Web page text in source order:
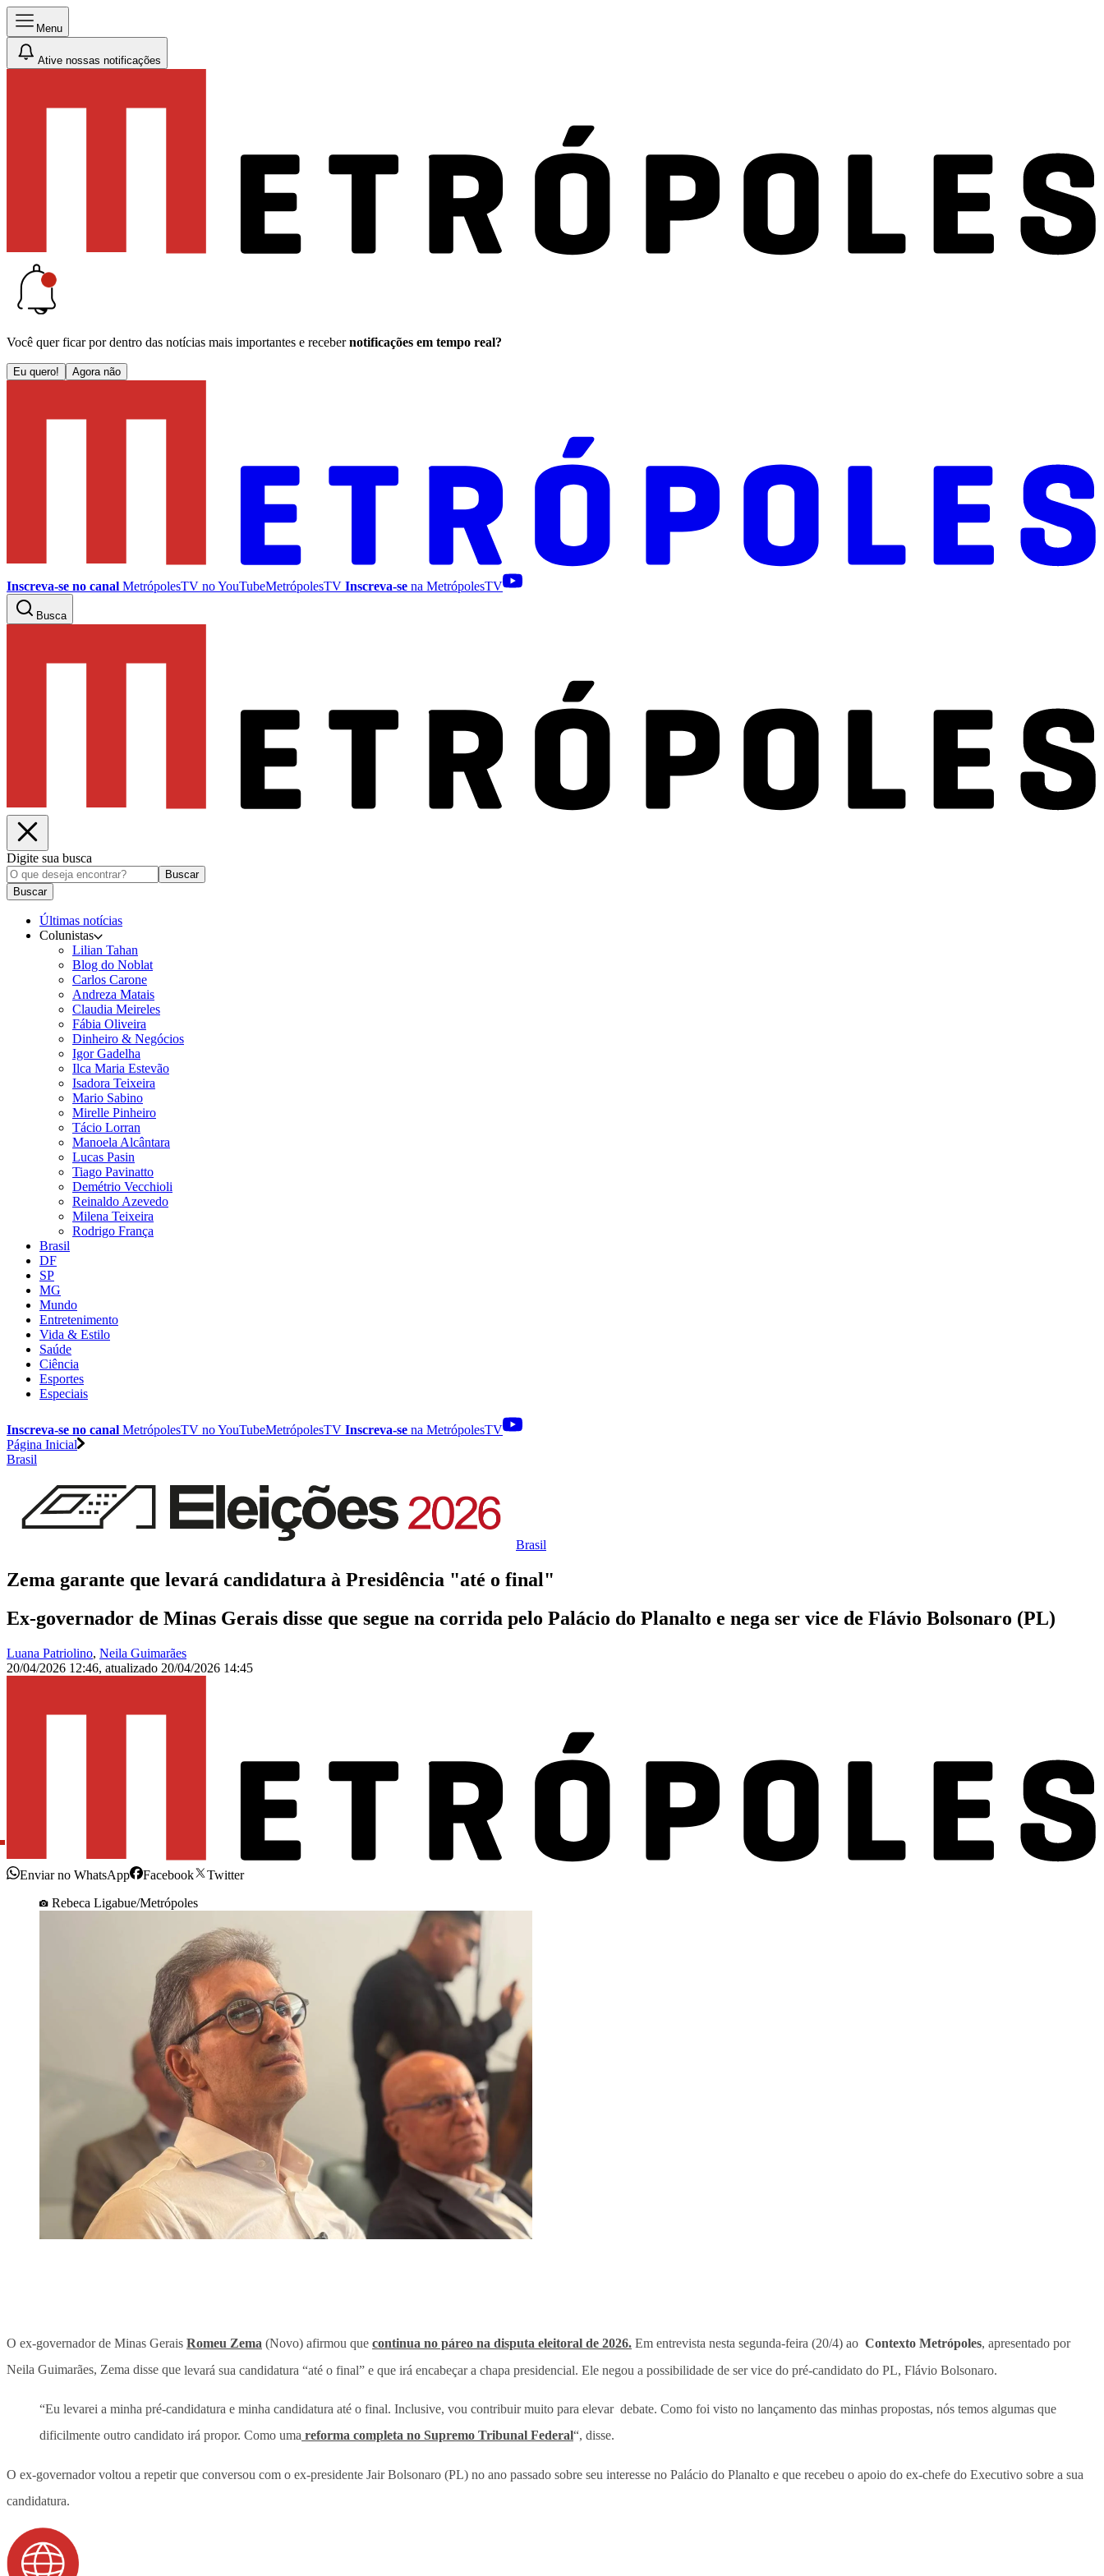
Menu
Ative nossas notificações
Você quer ficar por dentro das notícias mais importantes e receber notificações em tempo real?
Eu quero! Agora não
Inscreva-se no canal MetrópolesTV noYouTubeMetrópolesTV Inscreva-se na MetrópolesTV
Busca
Digite sua busca
Buscar
Buscar
Últimas notícias
Colunistas
Lilian Tahan
Blog do Noblat
Carlos Carone
Andreza Matais
Claudia Meireles
Fábia Oliveira
Dinheiro & Negócios
Igor Gadelha
Ilca Maria Estevão
Isadora Teixeira
Mario Sabino
Mirelle Pinheiro
Tácio Lorran
Manoela Alcântara
Lucas Pasin
Tiago Pavinatto
Demétrio Vecchioli
Reinaldo Azevedo
Milena Teixeira
Rodrigo França
Brasil
DF
SP
MG
Mundo
Entretenimento
Vida & Estilo
Saúde
Ciência
Esportes
Especiais
Inscreva-se no canal MetrópolesTV noYouTubeMetrópolesTV Inscreva-se na MetrópolesTV
Página Inicial
Brasil
Brasil
Zema garante que levará candidatura à Presidência "até o final"
Ex-governador de Minas Gerais disse que segue na corrida pelo Palácio do Planalto e nega ser vice de Flávio Bolsonaro (PL)
Luana Patriolino, Neila Guimarães
20/04/2026 12:46, atualizado 20/04/2026 14:45
Enviar no WhatsApp Facebook
Twitter
Rebeca Ligabue/Metrópoles
O ex-governador de Minas Gerais Romeu Zema (Novo) afirmou que continua no páreo na disputa eleitoral de 2026. Em entrevista nesta segunda-feira (20/4) ao Contexto Metrópoles, apresentado por
Neila Guimarães, Zema disse que levará sua candidatura “até o final” e que irá encabeçar a chapa presidencial. Ele negou a possibilidade de ser vice do pré-candidato do PL, Flávio Bolsonaro.
“Eu levarei a minha pré-candidatura e minha candidatura até o final. Inclusive, vou contribuir muito para elevar debate. Como foi visto no lançamento das minhas propostas, nós temos algumas que
dificilmente outro candidato irá propor. Como uma reforma completa no Supremo Tribunal Federal“, disse.
O ex-governador voltou a repetir que conversou com o ex-presidente Jair Bolsonaro (PL) no ano passado sobre seu interesse no Palácio do Planalto e que recebeu o apoio do ex-chefe do Executivo sobre a sua
candidatura.